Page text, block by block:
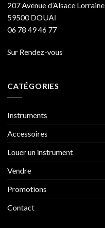
207 Avenue d’Alsace Lorraine
59500 DOUAI
06 78 49 46 77
Sur Rendez-vous
CATÉGORIES
Instruments
Accessoires
Louer un instrument
Vendre
Promotions
Contact